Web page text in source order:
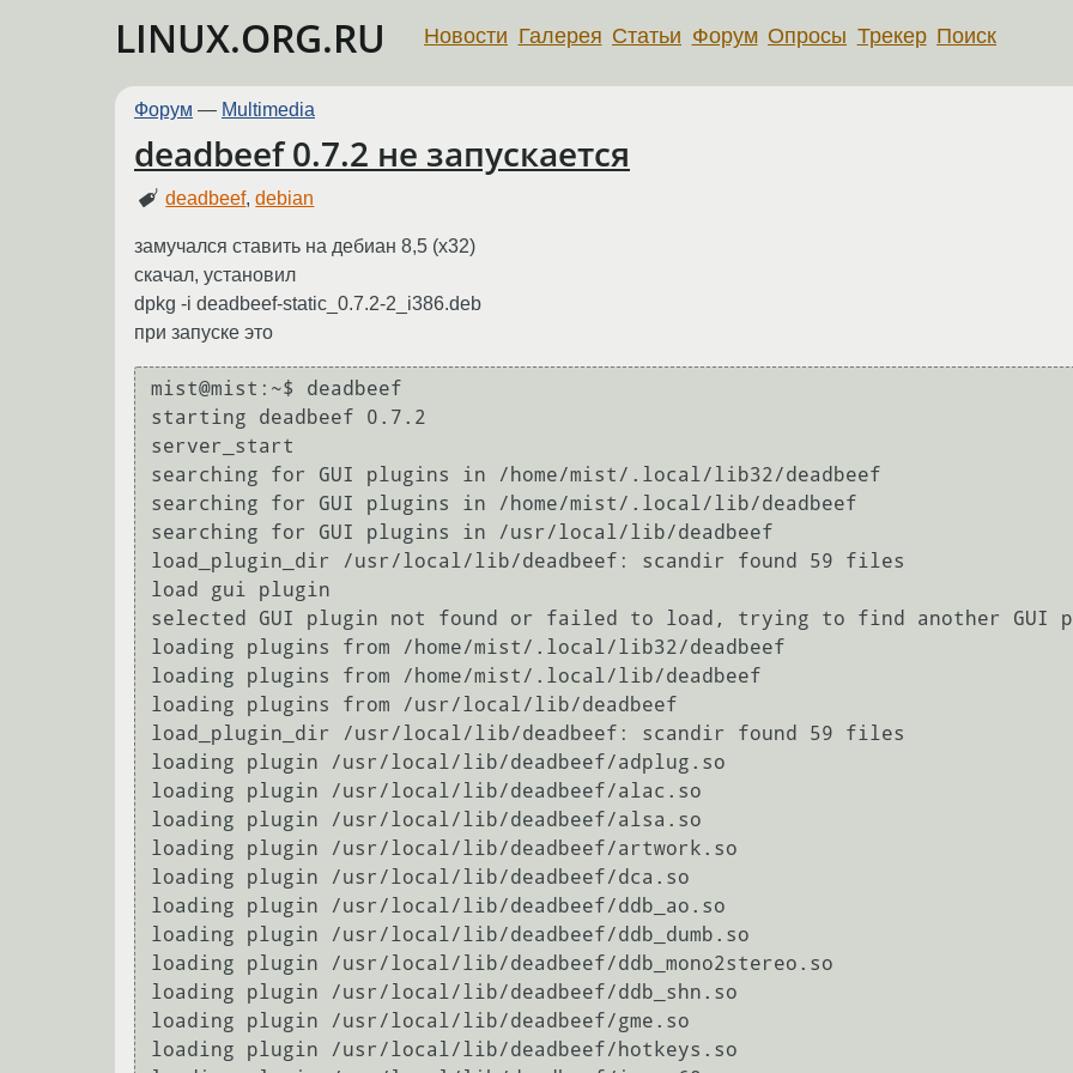
LINUX.ORG.RU Новости Галерея Статьи Форум Опросы Трекер Поиск
Форум — Multimedia
deadbeef 0.7.2 не запускается
deadbeef,debian
замучался ставить на дебиан 8,5 (х32)
скачал, установил
dpkg -i deadbeef-static_0.7.2-2_i386.deb
при запуске это
mist@mist:~$ deadbeef
starting deadbeef 0.7.2
server_start
searching for GUI plugins in /home/mist/.local/lib32/deadbeef
searching for GUI plugins in /home/mist/.local/lib/deadbeef
searching for GUI plugins in /usr/local/lib/deadbeef
load_plugin_dir /usr/local/lib/deadbeef: scandir found 59 files
load gui plugin
selected GUI plugin not found or failed to load, trying to find another GUI
loading plugins from /home/mist/.local/lib32/deadbeef
loading plugins from /home/mist/.local/lib/deadbeef
loading plugins from /usr/local/lib/deadbeef
load_plugin_dir /usr/local/lib/deadbeef: scandir found 59 files
loading plugin /usr/local/lib/deadbeef/adplug.so
loading plugin /usr/local/lib/deadbeef/alac.so
loading plugin /usr/local/lib/deadbeef/alsa.so
loading plugin /usr/local/lib/deadbeef/artwork.so
loading plugin /usr/local/lib/deadbeef/dca.so
loading plugin /usr/local/lib/deadbeef/ddb_ao.so
loading plugin /usr/local/lib/deadbeef/ddb_dumb.so
loading plugin /usr/local/lib/deadbeef/ddb_mono2stereo.so
loading plugin /usr/local/lib/deadbeef/ddb_shn.so
loading plugin /usr/local/lib/deadbeef/gme.so
loading plugin /usr/local/lib/deadbeef/hotkeys.so